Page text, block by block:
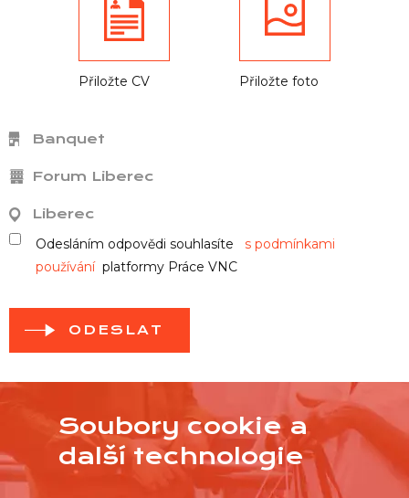
Přiložte CV Přiložte foto
Banquet
Forum Liberec
Liberec
Odesláním odpovědi souhlasíte s podmínkami
používáníplatformy Práce VNC
ODESLAT
Soubory cookie a
další technologie